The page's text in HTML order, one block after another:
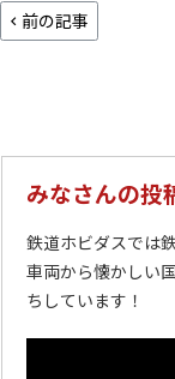
前の記事
みなさんの投
鉄道ホビダスでは
車両から懐かしい
ちしています！